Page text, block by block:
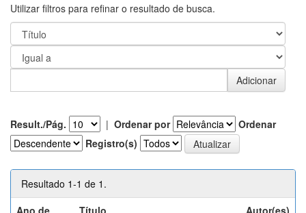
Utilizar filtros para refinar o resultado de busca.
Result./Pág. | Ordenar por
Ordenar
Registro(s)
Resultado 1-1 de 1.
Ano de
Título Autor(es)